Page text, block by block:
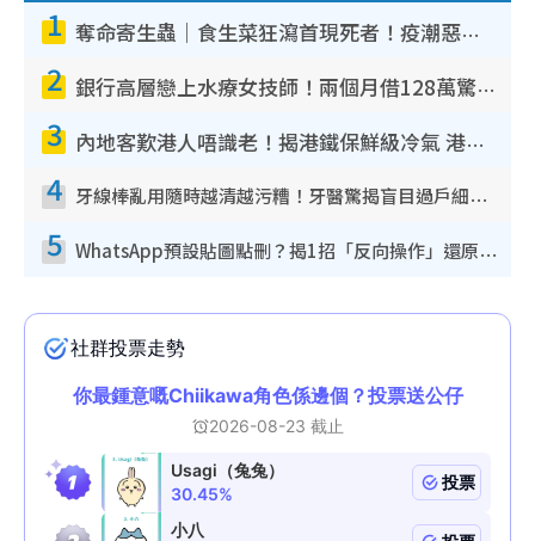
1 奪命寄生蟲｜食生菜狂瀉首現死者！疫潮惡化錄1.8萬宗病例 揭洗菜3大謬誤
2 銀行高層戀上水療女技師！兩個月借128萬驚覺「沉船」沉落火海 揭背後疑似邪教操控賣淫
3 內地客歎港人唔識老！揭港鐵保鮮級冷氣 港人求放過：咪投訴
4 牙線棒亂用隨時越清越污糟！牙醫驚揭盲目過戶細菌恐致蛀牙：呢種先係日常真保養
5 WhatsApp預設貼圖點刪？揭1招「反向操作」還原簡潔介面 附3步實測教學